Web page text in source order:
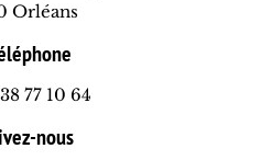
Orléans
77 10 64
nous